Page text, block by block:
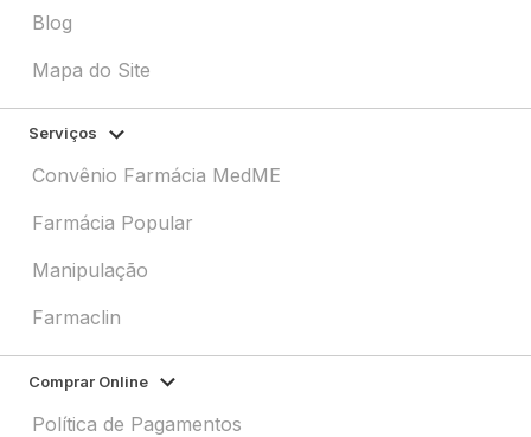
Blog
Mapa do Site
Serviços
Convênio Farmácia MedME
Farmácia Popular
Manipulação
Farmaclin
Comprar Online
Política de Pagamentos